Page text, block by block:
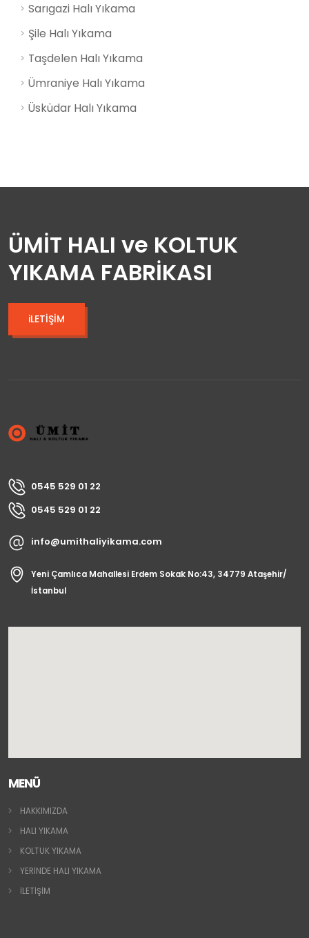
Sarıgazi Halı Yıkama
Şile Halı Yıkama
Taşdelen Halı Yıkama
Ümraniye Halı Yıkama
Üsküdar Halı Yıkama
ÜMİT HALI ve KOLTUK
YIKAMA FABRİKASI
iLETİŞİM
0545 529 01 22
0545 529 01 22
info@umithaliyikama.com
Yeni Çamlıca Mahallesi Erdem Sokak No:43, 34779 Ataşehir/
İstanbul
MENÜ
HAKKIMIZDA
HALI YIKAMA
KOLTUK YIKAMA
YERİNDE HALI YIKAMA
İLETİŞİM